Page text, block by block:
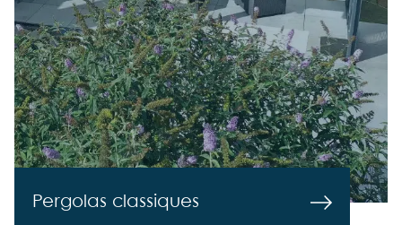
Pergolas classiques